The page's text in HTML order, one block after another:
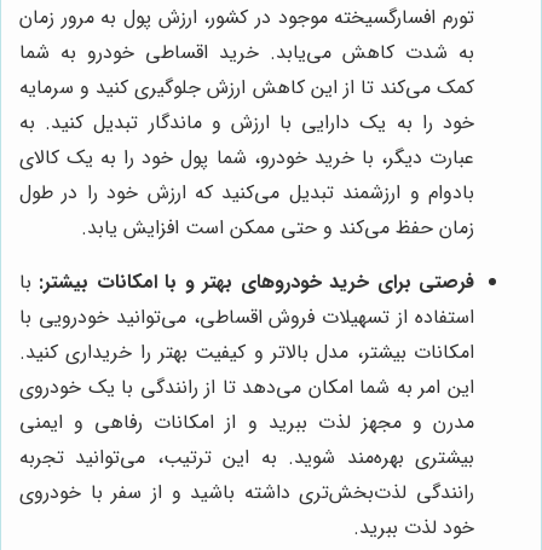
تورم افسارگسیخته موجود در کشور، ارزش پول به مرور زمان
به شدت کاهش می‌یابد. خرید اقساطی خودرو به شما
کمک می‌کند تا از این کاهش ارزش جلوگیری کنید و سرمایه
خود را به یک دارایی با ارزش و ماندگار تبدیل کنید. به
عبارت دیگر، با خرید خودرو، شما پول خود را به یک کالای
بادوام و ارزشمند تبدیل می‌کنید که ارزش خود را در طول
زمان حفظ می‌کند و حتی ممکن است افزایش یابد.
فرصتی برای خرید خودروهای بهتر و با امکانات بیشتر: با
استفاده از تسهیلات فروش اقساطی، می‌توانید خودرویی با
امکانات بیشتر، مدل بالاتر و کیفیت بهتر را خریداری کنید.
این امر به شما امکان می‌دهد تا از رانندگی با یک خودروی
مدرن و مجهز لذت ببرید و از امکانات رفاهی و ایمنی
بیشتری بهره‌مند شوید. به این ترتیب، می‌توانید تجربه
رانندگی لذت‌بخش‌تری داشته باشید و از سفر با خودروی
خود لذت ببرید.